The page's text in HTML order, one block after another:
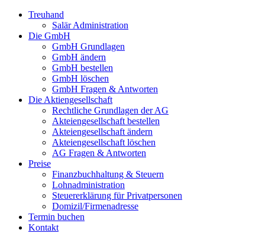
Treuhand
Salär Administration
Die GmbH
GmbH Grundlagen
GmbH ändern
GmbH bestellen
GmbH löschen
GmbH Fragen & Antworten
Die Aktiengesellschaft
Rechtliche Grundlagen der AG
Akteiengesellschaft bestellen
Akteiengesellschaft ändern
Akteiengesellschaft löschen
AG Fragen & Antworten
Preise
Finanzbuchhaltung & Steuern
Lohnadministration
Steuererklärung für Privatpersonen
Domizil/Firmenadresse
Termin buchen
Kontakt